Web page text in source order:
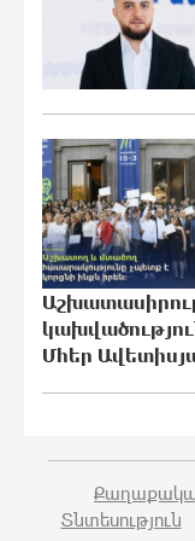
է
Մհեր
Տնտեսություն